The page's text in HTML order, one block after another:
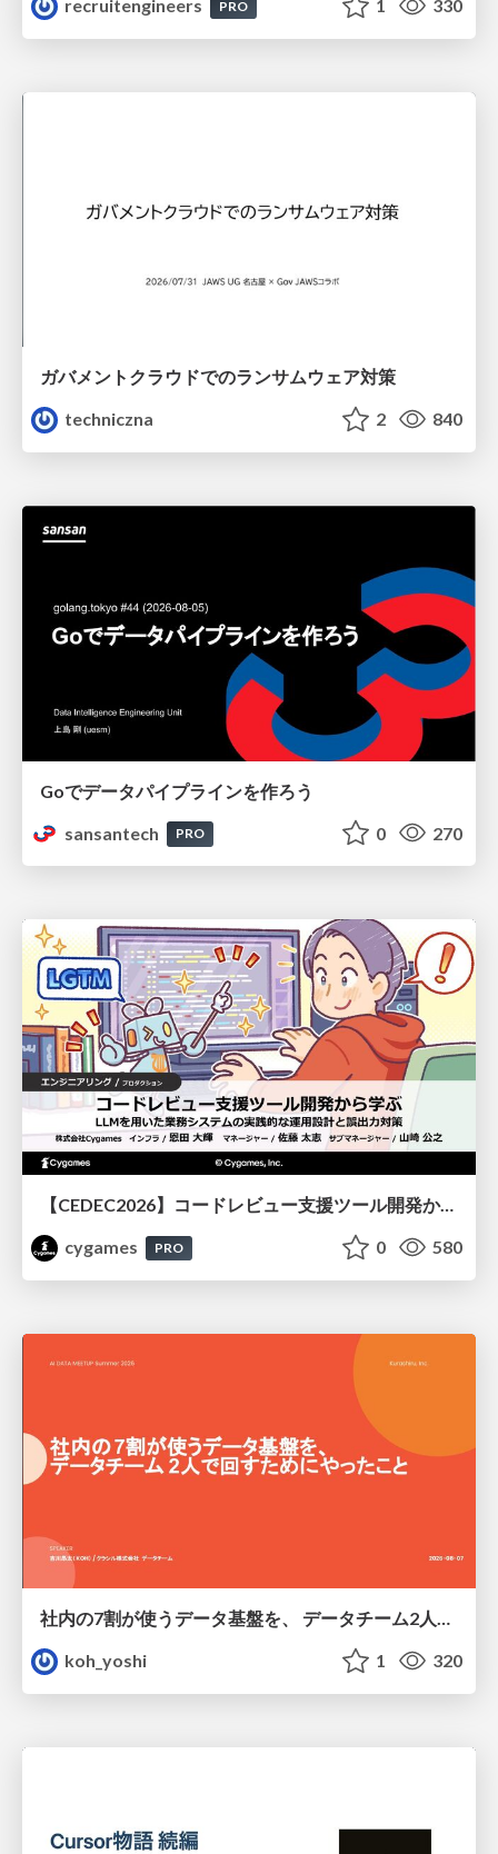
recruitengineers PRO 1 330
ガバメントクラウドでのランサムウェア対策
techniczna
2 840
Goでデータパイプラインを作ろう
sansantech
PRO 0 270
【CEDEC2026】コードレビュー支援ツール開発から学ぶ：LLMを用いた業務システムの実践的な運用設計と誤出力対策
cygames
PRO 0 580
社内の7割が使うデータ基盤を、 データチーム2人で回すためにやったこと
koh_yoshi
1 320